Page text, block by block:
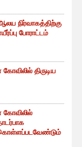
நிர்வாகத்திற்கு
போராட்டம்
திருடிய